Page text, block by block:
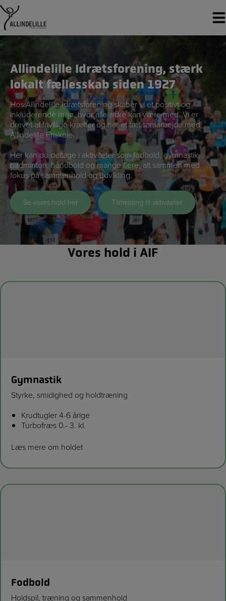
Hop
til
indholdet
Allindelille Idrætsforening, stærk
lokalt fællesskab siden 1927
Hos Allindelille Idrætsforening skaber vi et positivt og
inkluderende miljø, hvor alle aldre kan være med. Vi er
drevet af frivillige kræfter og har et tæt samarbejde med
Allindelille Friskole.
Her kan du deltage i aktiviteter som fodbold, gymnastik,
badminton, håndbold og mange flere, alt sammen med
fokus på sammenhold og udvikling.
Se vores hold her Tilmelding til aktiviteter
Vores hold i AIF
Gymnastik
Styrke, smidighed og holdtræning
Krudtugler 4-6 årige
Turbofræs 0.- 3. kl.
Læs mere om holdet
Fodbold
Holdspil, træning og sammenhold